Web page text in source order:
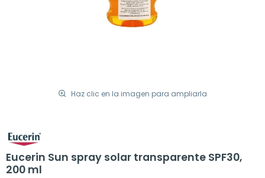
Haz clic en la imagen para ampliarla
Eucerin Sun spray solar transparente SPF30,
200 ml